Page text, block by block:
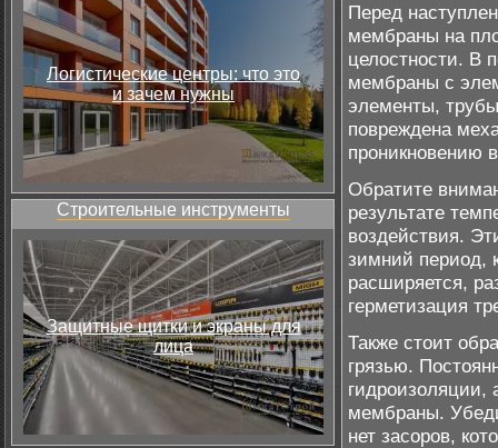
Логистические центры: что это
и зачем нужны
Строительные инструменты
Защитные щитки и экраны для
лица
Перед
мембраны на
целостности. В
мембраны с
элементы,
повреждена
проникновению
Обратите
результате
воздействия.
зимний период,
расширяется,
герметизация
Также стоит
грязью.
гидроизоляции,
мембраны.
нет засоров,